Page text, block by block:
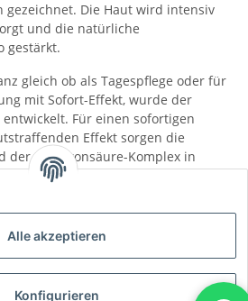
Alle akzeptieren
Konfigurieren
gezeichnet. Die Haut wird intensiv
und die natürliche
gestärkt.
gleich ob als Tagespflege oder für
mit Sofort-Effekt, wurde der
entwickelt. Für einen sofortigen
Effekt sorgen die
der Hyaluronsäure-Komplex in
unserer Philosophie, daher
Verpackung in besonderen
verhindern ein Eintrocknen und